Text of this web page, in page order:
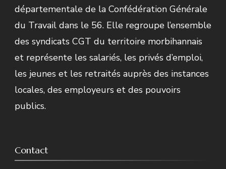
départementale de la Confédération Générale
du Travail dans le 56. Elle regroupe l’ensemble
des syndicats CGT du territoire morbihannais
et représente les salariés, les privés d’emploi,
les jeunes et les retraités auprès des instances
locales, des employeurs et des pouvoirs
publics.
Contact